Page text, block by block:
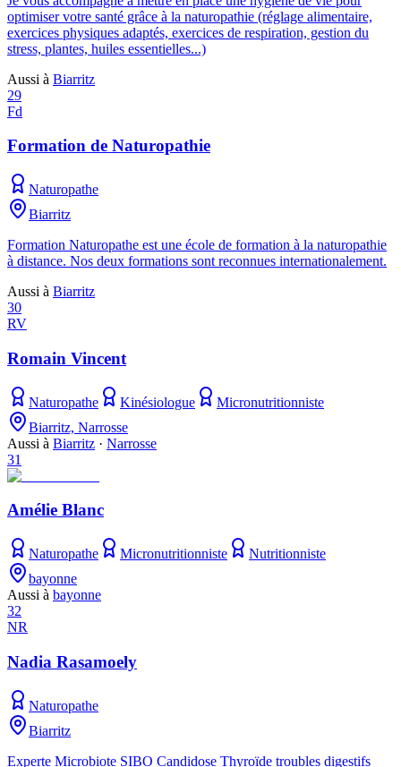
optimiser votre santé grâce à la naturopathie (réglage alimentaire,
exercices physiques adaptés, exercices de respiration, gestion du
stress, plantes, huiles essentielles...)
Aussi à Biarritz
29
Fd
Formation de Naturopathie
Naturopathe
Biarritz
Formation Naturopathe est une école de formation à la naturopathie
à distance. Nos deux formations sont reconnues internationalement.
Aussi à Biarritz
30
RV
Romain Vincent
Naturopathe Kinésiologue
Micronutritionniste
Biarritz, Narrosse
Aussi à Biarritz · Narrosse
31
Amélie Blanc
Naturopathe Micronutritionniste
Nutritionniste
bayonne
Aussi à bayonne
32
NR
Nadia Rasamoely
Naturopathe
Biarritz
Experte Microbiote SIBO Candidose Thyroïde troubles digestifs